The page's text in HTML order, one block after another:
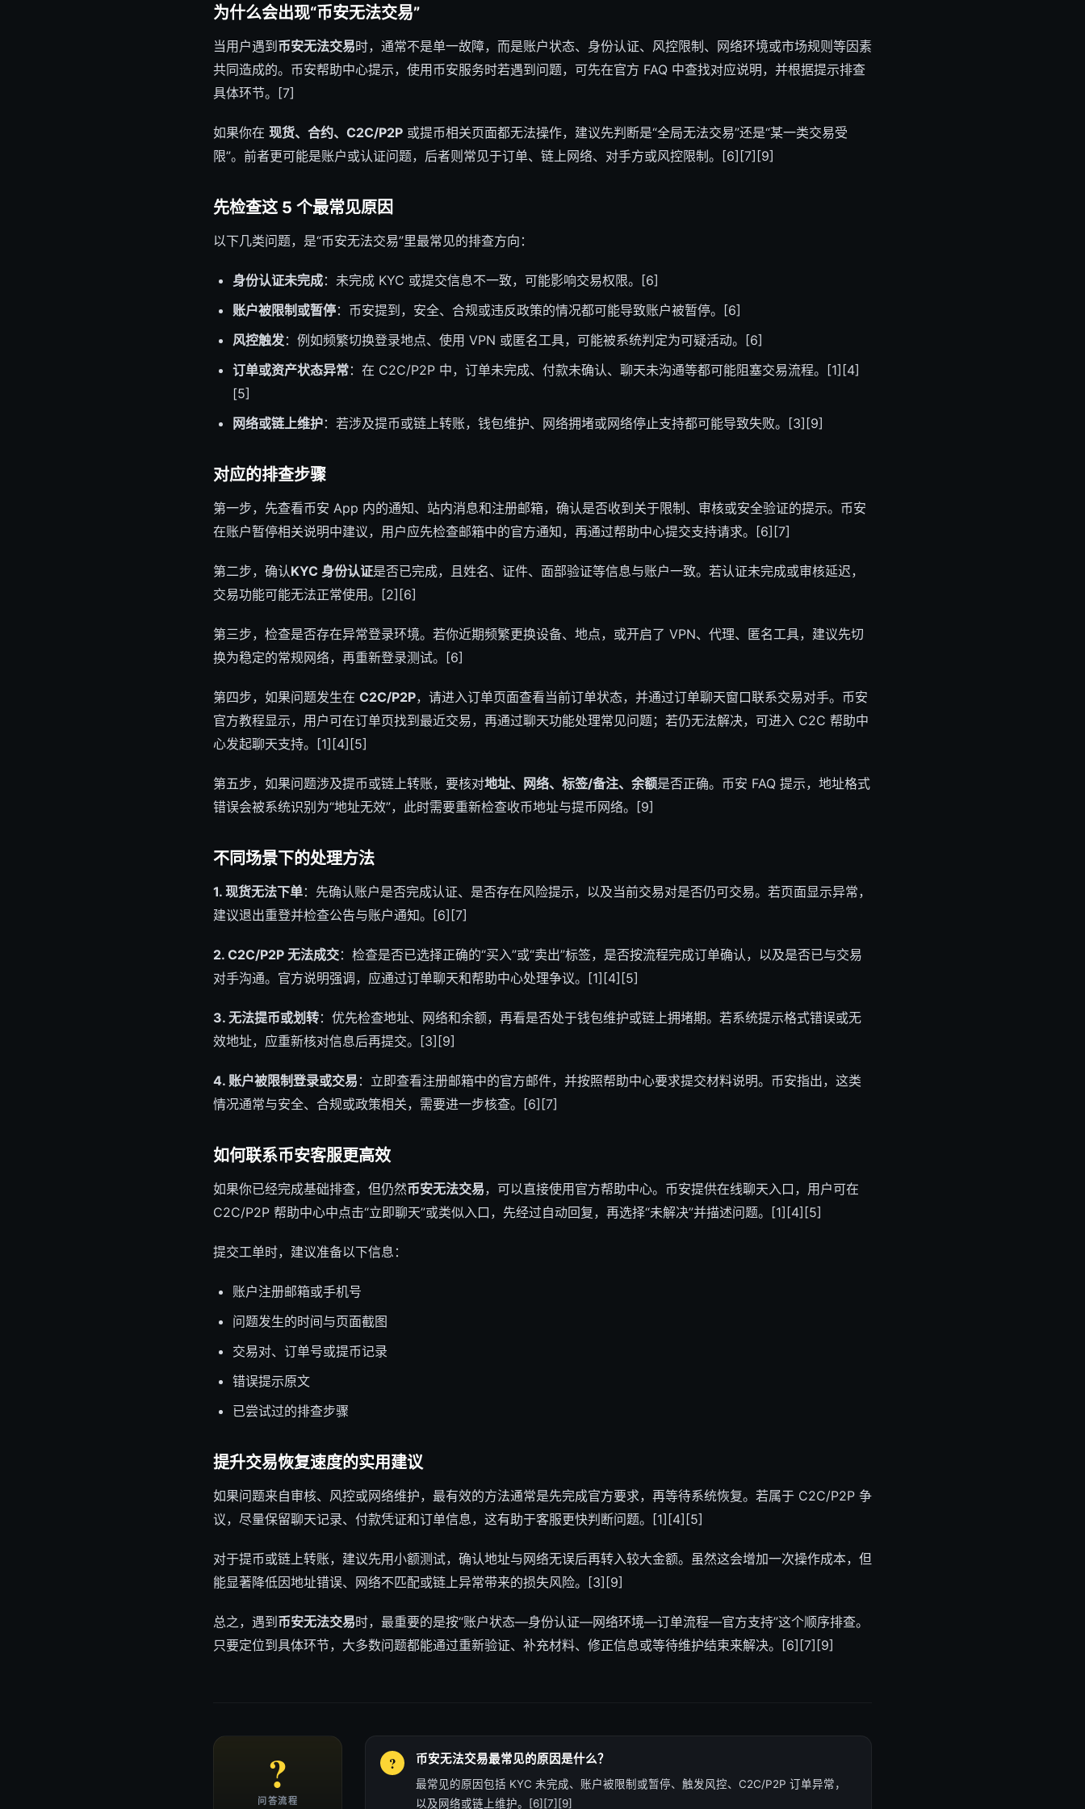
为什么会出现“币安无法交易”
当用户遇到 币安无法交易时，通常不是单一故障，而是账户状态、身份认证、风控限制、网络环境或市场规则等因素
共同造成的。币安帮助中心提示，使用币安服务时若遇到问题，可先在官方 FAQ 中查找对应说明，并根据提示排查
具体环节。[7]
如果你在 现货、合约、C2C/P2P 或提币相关页面都无法操作，建议先判断是“全局无法交易”还是“某一类交易受
限”。前者更可能是账户或认证问题，后者则常见于订单、链上网络、对手方或风控限制。[6][7][9]
先检查这 5 个最常见原因
以下几类问题，是“币安无法交易”里最常见的排查方向：
身份认证未完成：未完成 KYC 或提交信息不一致，可能影响交易权限。[6]
账户被限制或暂停：币安提到，安全、合规或违反政策的情况都可能导致账户被暂停。[6]
风控触发：例如频繁切换登录地点、使用 VPN 或匿名工具，可能被系统判定为可疑活动。[6]
订单或资产状态异常：在 C2C/P2P 中，订单未完成、付款未确认、聊天未沟通等都可能阻塞交易流程。[1][4]
[5]
网络或链上维护：若涉及提币或链上转账，钱包维护、网络拥堵或网络停止支持都可能导致失败。[3][9]
对应的排查步骤
第一步，先查看币安 App 内的通知、站内消息和注册邮箱，确认是否收到关于限制、审核或安全验证的提示。币安
在账户暂停相关说明中建议，用户应先检查邮箱中的官方通知，再通过帮助中心提交支持请求。[6][7]
第二步，确认KYC 身份认证是否已完成，且姓名、证件、面部验证等信息与账户一致。若认证未完成或审核延迟，
交易功能可能无法正常使用。[2][6]
第三步，检查是否存在异常登录环境。若你近期频繁更换设备、地点，或开启了 VPN、代理、匿名工具，建议先切
换为稳定的常规网络，再重新登录测试。[6]
第四步，如果问题发生在 C2C/P2P，请进入订单页面查看当前订单状态，并通过订单聊天窗口联系交易对手。币安
官方教程显示，用户可在订单页找到最近交易，再通过聊天功能处理常见问题；若仍无法解决，可进入 C2C 帮助中
心发起聊天支持。[1][4][5]
第五步，如果问题涉及提币或链上转账，要核对地址、网络、标签/备注、余额是否正确。币安 FAQ 提示，地址格式
错误会被系统识别为“地址无效”，此时需要重新检查收币地址与提币网络。[9]
不同场景下的处理方法
1. 现货无法下单：先确认账户是否完成认证、是否存在风险提示，以及当前交易对是否仍可交易。若页面显示异常，
建议退出重登并检查公告与账户通知。[6][7]
2. C2C/P2P 无法成交：检查是否已选择正确的“买入”或“卖出”标签，是否按流程完成订单确认，以及是否已与交易
对手沟通。官方说明强调，应通过订单聊天和帮助中心处理争议。[1][4][5]
3. 无法提币或划转：优先检查地址、网络和余额，再看是否处于钱包维护或链上拥堵期。若系统提示格式错误或无
效地址，应重新核对信息后再提交。[3][9]
4. 账户被限制登录或交易 ：立即查看注册邮箱中的官方邮件，并按照帮助中心要求提交材料说明。币安指出，这类
情况通常与安全、合规或政策相关，需要进一步核查。[6][7]
如何联系币安客服更高效
如果你已经完成基础排查，但仍然币安无法交易，可以直接使用官方帮助中心。币安提供在线聊天入口，用户可在
C2C/P2P 帮助中心中点击“立即聊天”或类似入口，先经过自动回复，再选择“未解决”并描述问题。[1][4][5]
提交工单时，建议准备以下信息：
账户注册邮箱或手机号
问题发生的时间与页面截图
交易对、订单号或提币记录
错误提示原文
已尝试过的排查步骤
提升交易恢复速度的实用建议
如果问题来自审核、风控或网络维护，最有效的方法通常是先完成官方要求，再等待系统恢复。若属于 C2C/P2P 争
议，尽量保留聊天记录、付款凭证和订单信息，这有助于客服更快判断问题。[1][4][5]
对于提币或链上转账，建议先用小额测试，确认地址与网络无误后再转入较大金额。虽然这会增加一次操作成本，但
能显著降低因地址错误、网络不匹配或链上异常带来的损失风险。[3][9]
总之，遇到 币安无法交易时，最重要的是按“账户状态—身份认证—网络环境—订单流程—官方支持”这个顺序排查。
只要定位到具体环节，大多数问题都能通过重新验证、补充材料、修正信息或等待维护结束来解决。[6][7][9]
?
问答流程
币安无法交易最常见的原因是什么？
最常见的原因包括 KYC 未完成、账户被限制或暂停、触发风控、C2C/P2P 订单异常，
以及网络或链上维护。[6][7][9]